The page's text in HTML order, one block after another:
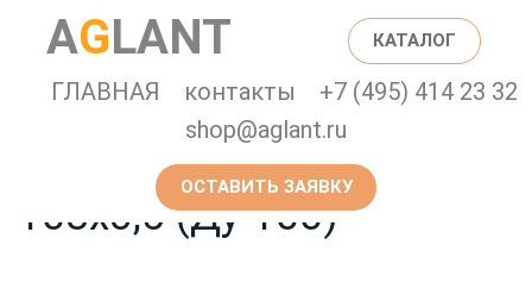
AGLANT КАТАЛОГ
ГЛАВНАЯ контакты
+7 (495) 414 23 32
shop@aglant.ru
ОСТАВИТЬ ЗАЯВКУ
Отвод 12х18н10т
нержавеющая сталь Дн
108х3,5 (Ду 100)